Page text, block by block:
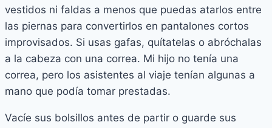
vestidos ni faldas a menos que puedas atarlos entre
las piernas para convertirlos en pantalones cortos
improvisados. Si usas gafas, quítatelas o abróchalas
a la cabeza con una correa. Mi hijo no tenía una
correa, pero los asistentes al viaje tenían algunas a
mano que podía tomar prestadas.
Vacíe sus bolsillos antes de partir o guarde sus